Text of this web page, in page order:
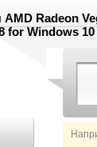
Radeon
for Windows